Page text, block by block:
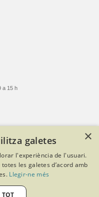
a 15 h
Avís legal
de qualitat
Softeng Portal Builder
×
galetes
l'experiència de l'usuari.
les galetes d’acord amb
Llegir-ne més
TOT